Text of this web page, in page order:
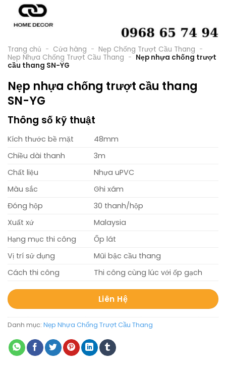
Trang chủ - Cửa hàng - Nẹp Chống Trượt Cầu Thang -
Nẹp Nhựa Chống Trượt Cầu Thang - Nẹp nhựa chống trượt
cầu thang SN-YG
Nẹp nhựa chống trượt cầu thang
SN-YG
Thông số kỹ thuật
Kích thước bề mặt
48mm
Chiều dài thanh
3m
Chất liệu
Nhựa uPVC
Màu sắc
Ghi xám
Đóng hộp
30 thanh/hộp
Xuất xứ
Malaysia
Hạng mục thi công
Ốp lát
Vị trí sử dụng
Mũi bậc cầu thang
Cách thi công
Thi công cùng lúc với ốp gạch
Liên Hệ
Danh mục: Nẹp Nhựa Chống Trượt Cầu Thang